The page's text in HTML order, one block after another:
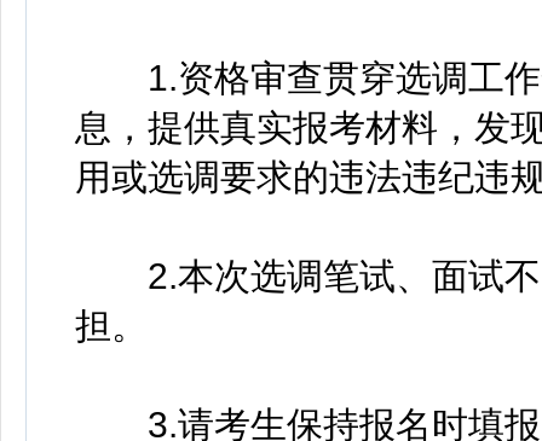
1.资格审查贯穿选调工作
息，提供真实报考材料，发
用或选调要求的违法违纪违
2.本次选调笔试、面试不
担。
3.请考生保持报名时填报